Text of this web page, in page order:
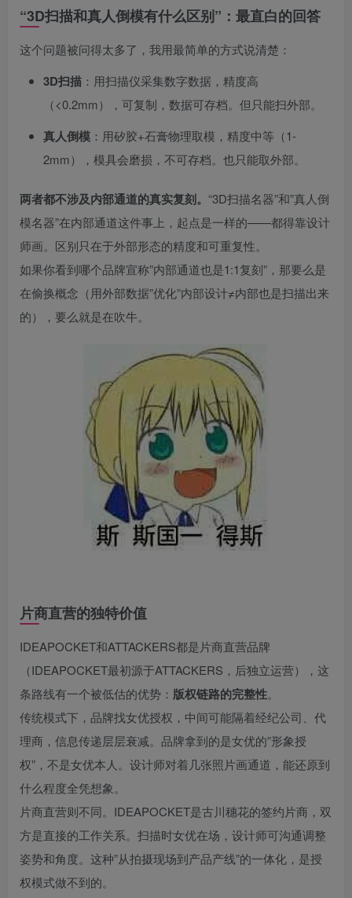
“3D扫描和真人倒模有什么区别”：最直白的回答
这个问题被问得太多了，我用最简单的方式说清楚：
3D扫描 ：用扫描仪采集数字数据，精度高
（<0.2mm），可复制，数据可存档。但只能扫外部。
真人倒模 ：用矽胶+石膏物理取模，精度中等（1-
2mm），模具会磨损，不可存档。也只能取外部。
两者都不涉及内部通道的真实复刻。 “3D扫描名器”和”真人倒
模名器”在内部通道这件事上，起点是一样的——都得靠设计
师画。区别只在于外部形态的精度和可重复性。
如果你看到哪个品牌宣称”内部通道也是1:1复刻”，那要么是
在偷换概念（用外部数据”优化”内部设计≠内部也是扫描出来
的），要么就是在吹牛。
片商直营的独特价值
IDEAPOCKET和ATTACKERS都是片商直营品牌
（IDEAPOCKET最初源于ATTACKERS，后独立运营），这
条路线有一个被低估的优势： 版权链路的完整性。
传统模式下，品牌找女优授权，中间可能隔着经纪公司、代
理商，信息传递层层衰减。品牌拿到的是女优的”形象授
权”，不是女优本人。设计师对着几张照片画通道，能还原到
什么程度全凭想象。
片商直营则不同。IDEAPOCKET是古川穗花的签约片商，双
方是直接的工作关系。扫描时女优在场，设计师可沟通调整
姿势和角度。这种”从拍摄现场到产品产线”的一体化，是授
权模式做不到的。